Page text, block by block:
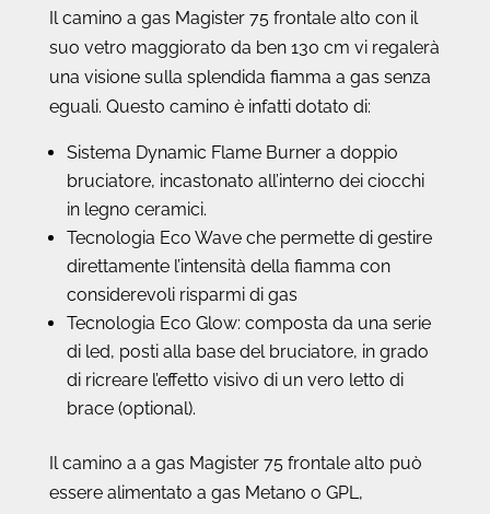
Il camino a gas Magister 75 frontale alto con il
suo vetro maggiorato da ben 130 cm vi regalerà
una visione sulla splendida fiamma a gas senza
eguali. Questo camino è infatti dotato di:
Sistema Dynamic Flame Burner a doppio
bruciatore, incastonato all’interno dei ciocchi
in legno ceramici.
Tecnologia Eco Wave che permette di gestire
direttamente l’intensità della fiamma con
considerevoli risparmi di gas
Tecnologia Eco Glow: composta da una serie
di led, posti alla base del bruciatore, in grado
di ricreare l’effetto visivo di un vero letto di
brace (optional).
Il camino a a gas Magister 75 frontale alto può
essere alimentato a gas Metano o GPL,